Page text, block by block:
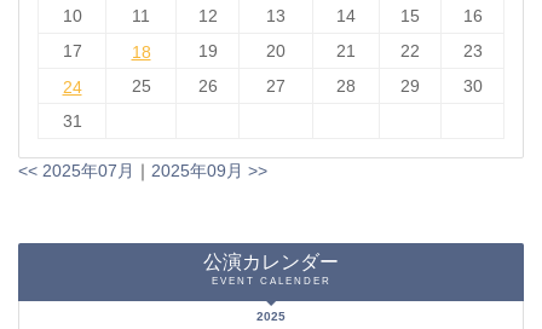
10
11 12 13 14 15
16
17
18
18 19 20 21 22
23
24
24 25 26 27 28 29
30
31
<< 2025年07月 ｜ 2025年09月 >>
公演カレンダー
EVENT CALENDER
2025